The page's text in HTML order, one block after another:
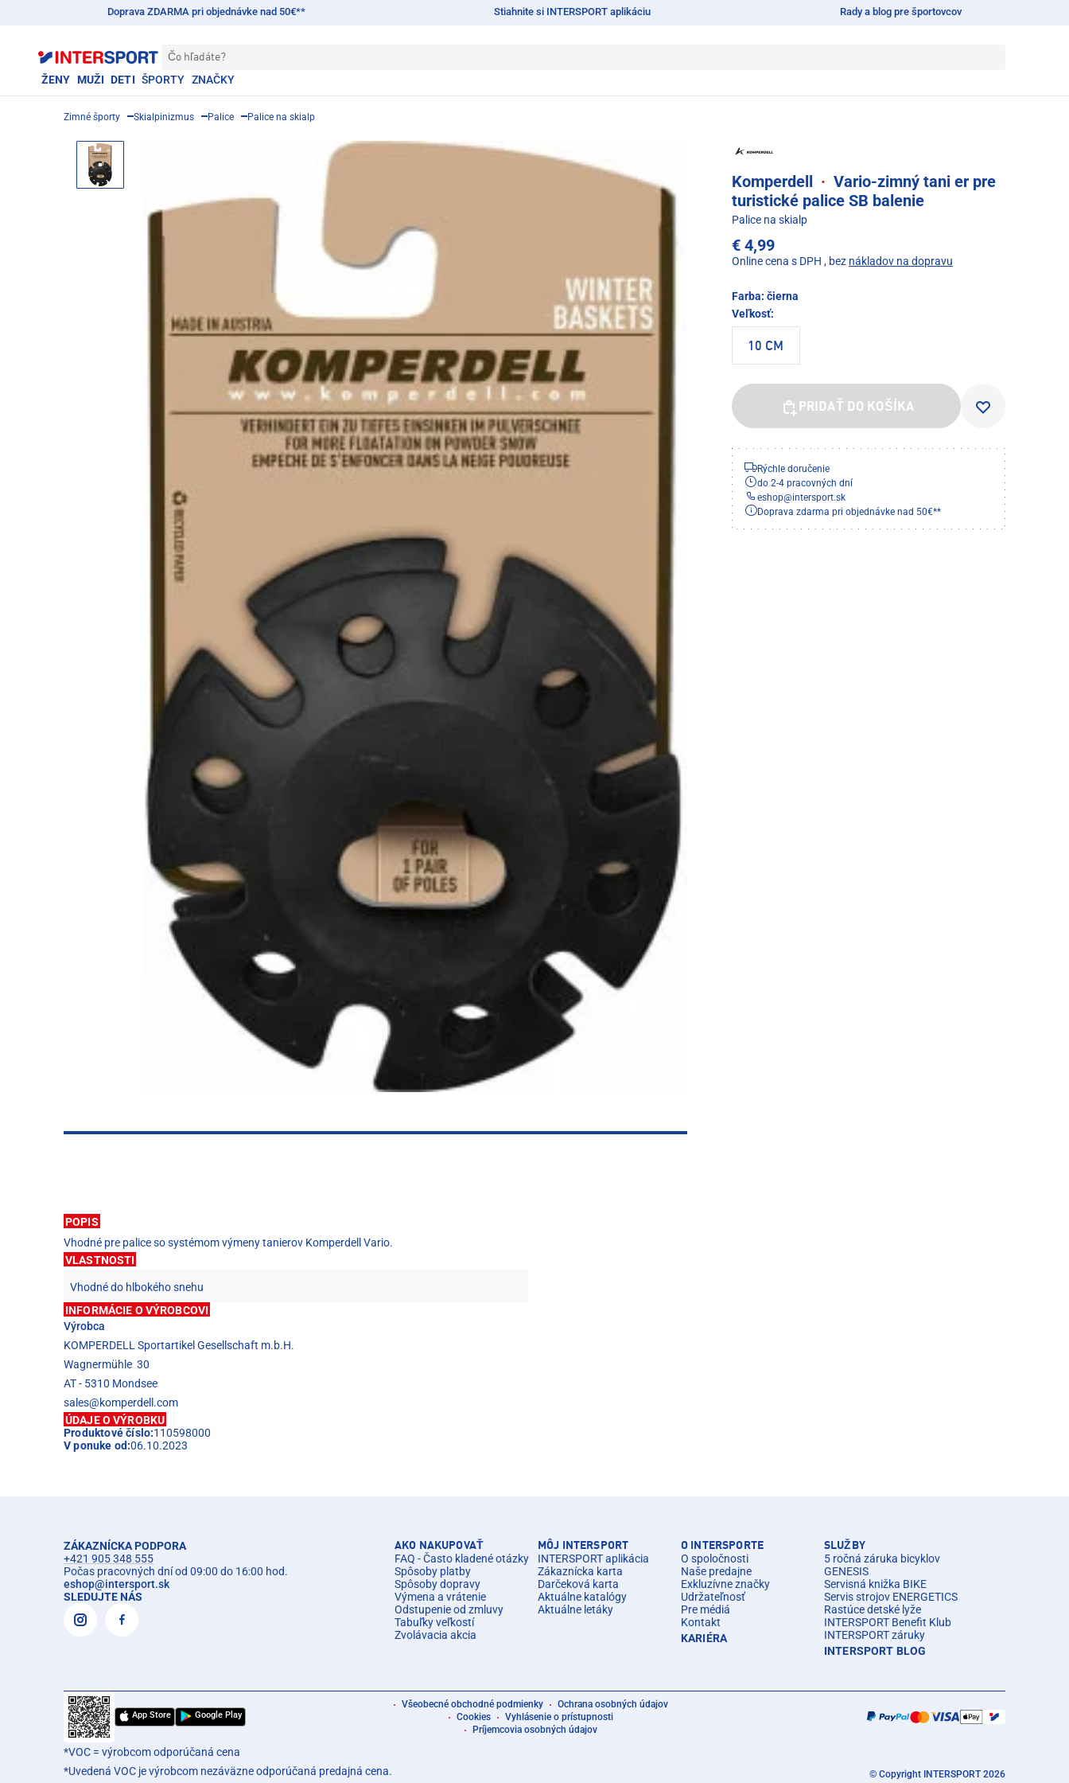
Doprava ZDARMA pri objednávke nad 50€** Stiahnite si INTERSPORT aplikáciu Rady a blog pre športovcov
Čo hľadáte?
ŽENY MUŽI DETI ŠPORTY ZNAČKY
Zimné športy Skialpinizmus Palice Palice na skialp
Komperdell · Vario-zimný tani er pre
turistické palice SB balenie
Palice na skialp
€ 4,99
Online cena s DPH , bez nákladov na dopravu
Farba: čierna
Veľkosť:
10 CM
PRIDAŤ DO KOŠÍKA
Rýchle doručenie
do 2-4 pracovných dní
eshop@intersport.sk
Doprava zdarma pri objednávke nad 50€**
POPIS
Vhodné pre palice so systémom výmeny tanierov Komperdell Vario.
VLASTNOSTI
Vhodné do hlbokého snehu
INFORMÁCIE O VÝROBCOVI
Výrobca
KOMPERDELL Sportartikel Gesellschaft m.b.H.
Wagnermühle 30
AT - 5310 Mondsee
sales@komperdell.com
ÚDAJE O VÝROBKU
Produktové číslo:110598000
V ponuke od:06.10.2023
ZÁKAZNÍCKA PODPORA
+421 905 348 555
Počas pracovných dní od 09:00 do 16:00 hod.
eshop@intersport.sk
SLEDUJTE NÁS
AKO NAKUPOVAŤ
FAQ - Často kladené otázky
Spôsoby platby
Spôsoby dopravy
Výmena a vrátenie
Odstupenie od zmluvy
Tabuľky veľkostí
Zvolávacia akcia
MÔJ INTERSPORT
INTERSPORT aplikácia
Zákaznícka karta
Darčeková karta
Aktuálne katalógy
Aktuálne letáky
O INTERSPORTE
O spoločnosti
Naše predajne
Exkluzívne značky
Udržateľnosť
Pre médiá
Kontakt
KARIÉRA
SLUŽBY
5 ročná záruka bicyklov
GENESIS
Servisná knižka BIKE
Servis strojov ENERGETICS
Rastúce detské lyže
INTERSPORT Benefit Klub
INTERSPORT záruky
INTERSPORT BLOG
App Store Google Play
Všeobecné obchodné podmienky
Ochrana osobných údajov
Cookies
Vyhlásenie o prístupnosti
Príjemcovia osobných údajov
*VOC = výrobcom odporúčaná cena
*Uvedená VOC je výrobcom nezáväzne odporúčaná predajná cena.
© Copyright INTERSPORT 2026